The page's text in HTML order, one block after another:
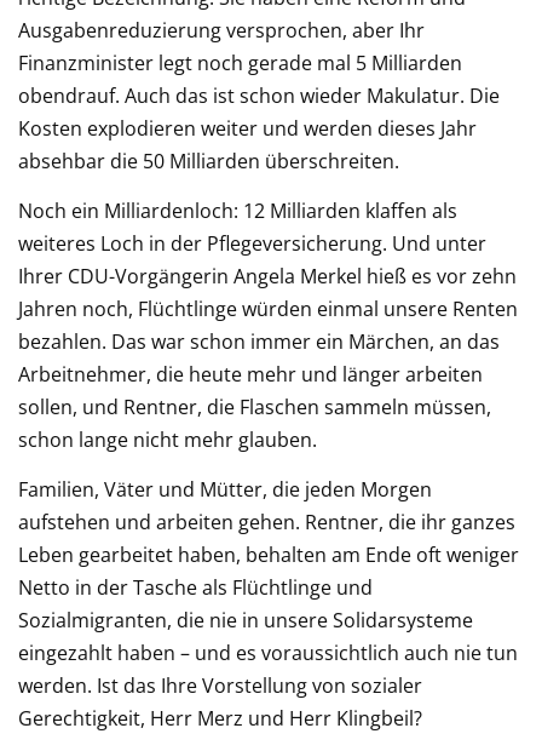
Ausgabenreduzierung versprochen, aber Ihr
Finanzminister legt noch gerade mal 5 Milliarden
obendrauf. Auch das ist schon wieder Makulatur. Die
Kosten explodieren weiter und werden dieses Jahr
absehbar die 50 Milliarden überschreiten.
Noch ein Milliardenloch: 12 Milliarden klaffen als
weiteres Loch in der Pflegeversicherung. Und unter
Ihrer CDU-Vorgängerin Angela Merkel hieß es vor zehn
Jahren noch, Flüchtlinge würden einmal unsere Renten
bezahlen. Das war schon immer ein Märchen, an das
Arbeitnehmer, die heute mehr und länger arbeiten
sollen, und Rentner, die Flaschen sammeln müssen,
schon lange nicht mehr glauben.
Familien, Väter und Mütter, die jeden Morgen
aufstehen und arbeiten gehen. Rentner, die ihr ganzes
Leben gearbeitet haben, behalten am Ende oft weniger
Netto in der Tasche als Flüchtlinge und
Sozialmigranten, die nie in unsere Solidarsysteme
eingezahlt haben – und es voraussichtlich auch nie tun
werden. Ist das Ihre Vorstellung von sozialer
Gerechtigkeit, Herr Merz und Herr Klingbeil?